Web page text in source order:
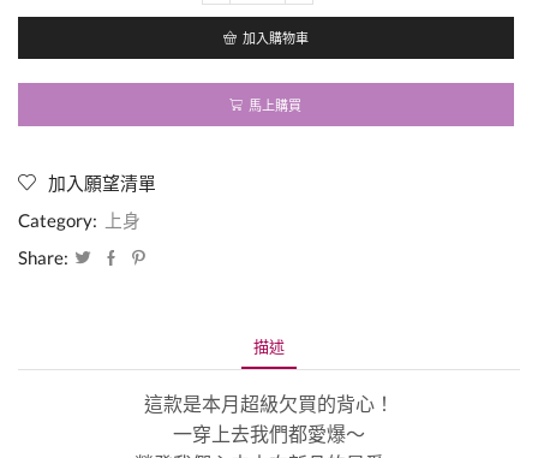
約
條
紋
心
加入購物車
馬上購買
加入願望清單
Category:
上身
Share:
描述
這款是本月超級欠買的背心！
一穿上去我們都愛爆～